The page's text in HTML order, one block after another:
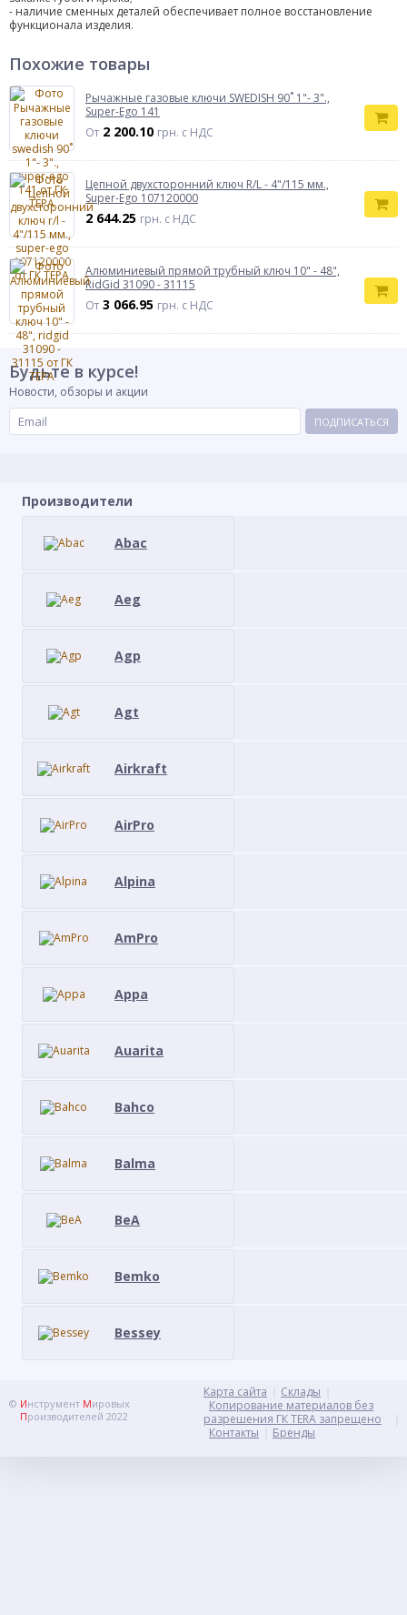
- наличие сменных деталей обеспечивает полное восстановление
функционала изделия.
Похожие товары
Рычажные газовые ключи SWEDISH 90˚ 1"- 3".,
Super-Ego 141
От 2 200.10 грн. с НДС
Цепной двухсторонний ключ R/L - 4"/115 мм.,
Super-Ego 107120000
2 644.25 грн. с НДС
Алюминиевый прямой трубный ключ 10" - 48",
RidGid 31090 - 31115
От 3 066.95 грн. с НДС
Будьте в курсе!
Новости, обзоры и акции
ПОДПИСАТЬСЯ
Производители
Abac
Aeg
Agp
Agt
Airkraft
AirPro
Alpina
AmPro
Appa
Auarita
Bahco
Balma
BeA
Bemko
Bessey
© Инструмент Мировых
Производителей 2022
Карта сайта
Склады
Копирование материалов без
разрешения ГК TERA запрещено
Контакты
Бренды